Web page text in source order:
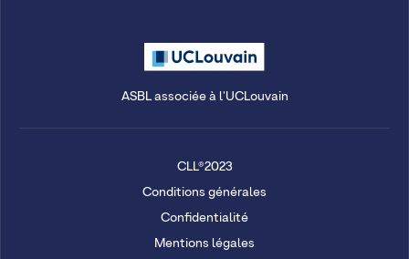
ASBL associée à l'UCLouvain
CLL®2023
Conditions générales
Confidentialité
Mentions légales